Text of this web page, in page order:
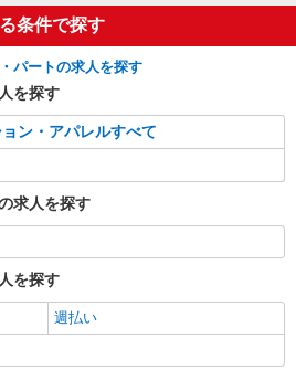
条件で探す
パートの求人を探す
を探す
ン・アパレルすべて
求人を探す
を探す
週払い